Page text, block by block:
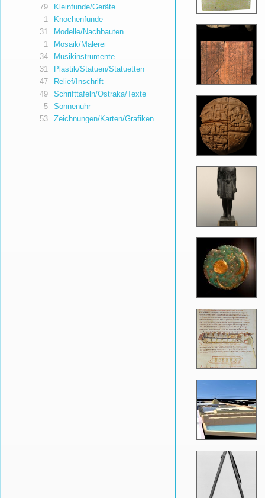
Kleinfunde/Geräte
79
Knochenfunde
1
Modelle/Nachbauten
31
Mosaik/Malerei
1
Musikinstrumente
34
Plastik/Statuen/Statuetten
31
Relief/Inschrift
47
Schrifttafeln/Ostraka/Texte
49
Sonnenuhr
5
Zeichnungen/Karten/Grafiken
53